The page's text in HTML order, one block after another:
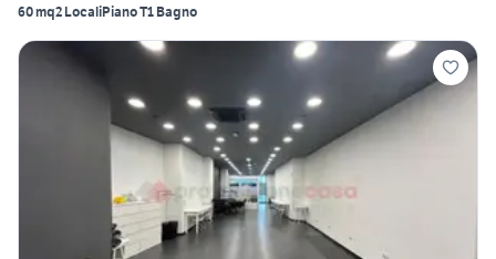
60 mq2 LocaliPiano T1 Bagno